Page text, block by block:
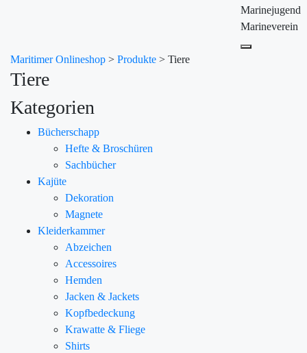
Marinejugend
Marineverein
Maritimer Onlineshop > Produkte > Tiere
Tiere
Kategorien
Bücherschapp
Hefte & Broschüren
Sachbücher
Kajüte
Dekoration
Magnete
Kleiderkammer
Abzeichen
Accessoires
Hemden
Jacken & Jackets
Kopfbedeckung
Krawatte & Fliege
Shirts